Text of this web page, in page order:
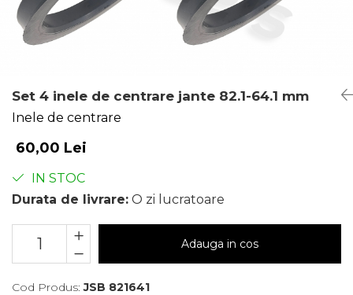
Set 4 inele de centrare jante 82.1-64.1 mm
Inele de centrare
60,00 Lei
IN STOC
Durata de livrare: O zi lucratoare
Adauga in cos
Cod Produs: JSB 821641